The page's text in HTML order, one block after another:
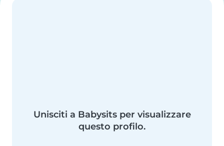
Unisciti a Babysits per visualizzare
questo profilo.